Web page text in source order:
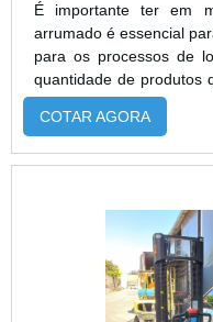
É importante ter em
arrumado é essencial
para os processos de
quantidade de produtos
traz mais proteção
isso aconteça com
qualidade.AS
instalado por oferecer
economia para os
ambientes como
No geral, o item é
mais otimizado, pois
COTAR AGORA